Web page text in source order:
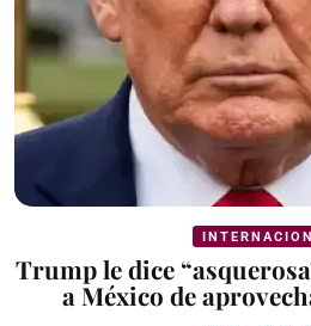
Trump le dice
a México de